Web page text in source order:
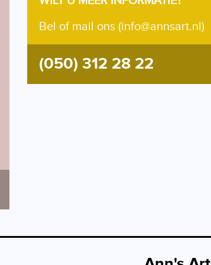
Bel of mail ons (info@annsart.nl)
(050) 312 28 22